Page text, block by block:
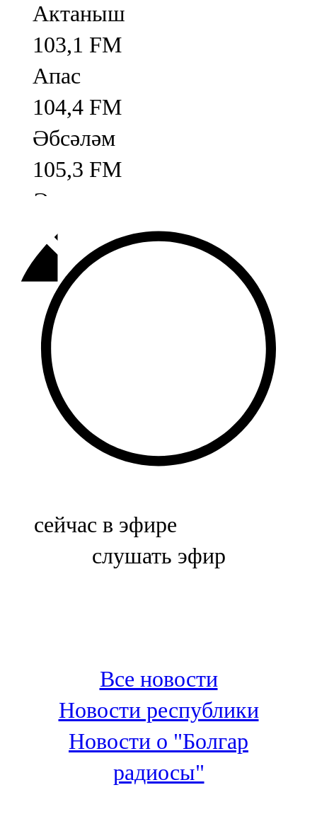
Актаныш
103,1 FM
Апас
104,4 FM
Әбсәләм
105,3 FM
Әлмәт
92,9 FM
Базарлы матак
107,1 FM
Балык бистәсе
104,9 FM
Баулы
107,5 FM
Биләр
Болгар
100,3 FM
Зәй
106,6 FM
Кадыбаш
105,2 FM
сейчас в эфире
слушать эфир
Все новости
Новости республики
Новости о "Болгар
радиосы"